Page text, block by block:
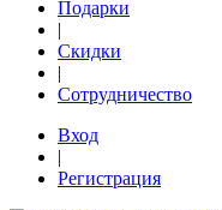
Подарки
|
Скидки
|
Сотрудничество
Вход
|
Регистрация